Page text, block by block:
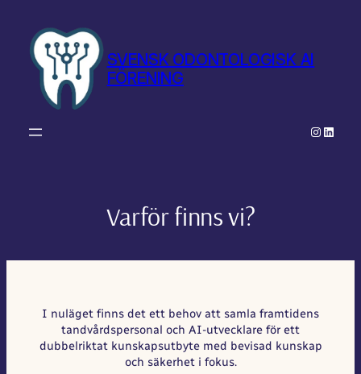
innehåll
SVENSK ODONTOLOGISK AI
FÖRENING
Varför finns vi?
I nuläget finns det ett behov att samla framtidens
tandvårdspersonal och AI-utvecklare för ett
dubbelriktat kunskapsutbyte med bevisad kunskap
och säkerhet i fokus.